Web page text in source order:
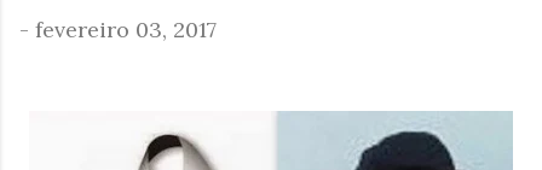
- fevereiro 03, 2017